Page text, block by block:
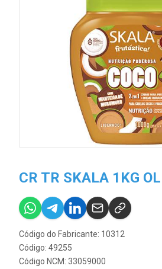
CR TR SKALA 1KG
Código do Fabricante: 10312
Código: 49255
Código NCM: 33059000